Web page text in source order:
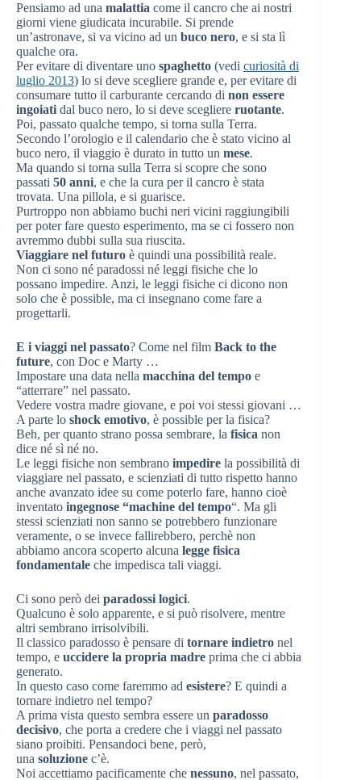
Pensiamo ad una malattia come il cancro che ai nostri
giorni viene giudicata incurabile. Si prende
un’astronave, si va vicino ad un buco nero, e si sta lì
qualche ora.
Per evitare di diventare uno spaghetto (vedi curiosità di
luglio 2013) lo si deve scegliere grande e, per evitare di
consumare tutto il carburante cercando di non essere
ingoiati dal buco nero, lo si deve scegliere ruotante.
Poi, passato qualche tempo, si torna sulla Terra.
Secondo l’orologio e il calendario che è stato vicino al
buco nero, il viaggio è durato in tutto un mese.
Ma quando si torna sulla Terra si scopre che sono
passati 50 anni, e che la cura per il cancro è stata
trovata. Una pillola, e si guarisce.
Purtroppo non abbiamo buchi neri vicini raggiungibili
per poter fare questo esperimento, ma se ci fossero non
avremmo dubbi sulla sua riuscita.
Viaggiare nel futuro è quindi una possibilità reale.
Non ci sono né paradossi né leggi fisiche che lo
possano impedire. Anzi, le leggi fisiche ci dicono non
solo che è possible, ma ci insegnano come fare a
progettarli.
E i viaggi nel passato? Come nel film Back to the
future, con Doc e Marty …
Impostare una data nella macchina del tempo e
“atterrare” nel passato.
Vedere vostra madre giovane, e poi voi stessi giovani …
A parte lo shock emotivo, è possible per la fisica?
Beh, per quanto strano possa sembrare, la fisica non
dice né sì né no.
Le leggi fisiche non sembrano impedire la possibilità di
viaggiare nel passato, e scienziati di tutto rispetto hanno
anche avanzato idee su come poterlo fare, hanno cioè
inventato ingegnose “machine del tempo“. Ma gli
stessi scienziati non sanno se potrebbero funzionare
veramente, o se invece fallirebbero, perchè non
abbiamo ancora scoperto alcuna legge fisica
fondamentale che impedisca tali viaggi.
Ci sono però dei paradossi logici.
Qualcuno è solo apparente, e si può risolvere, mentre
altri sembrano irrisolvibili.
Il classico paradosso è pensare di tornare indietro nel
tempo, e uccidere la propria madre prima che ci abbia
generato.
In questo caso come faremmo ad esistere? E quindi a
tornare indietro nel tempo?
A prima vista questo sembra essere un paradosso
decisivo, che porta a credere che i viaggi nel passato
siano proibiti. Pensandoci bene, però,
una soluzione c’è.
Noi accettiamo pacificamente che nessuno, nel passato,